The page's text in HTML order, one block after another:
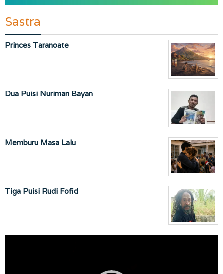
Sastra
Princes Taranoate
Dua Puisi Nuriman Bayan
Memburu Masa Lalu
Tiga Puisi Rudi Fofid